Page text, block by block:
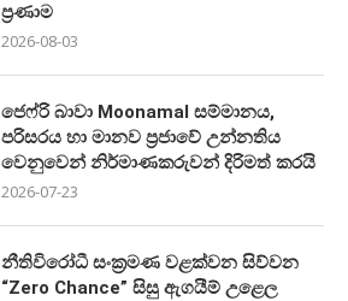
ප්‍රණාම
2026-08-03
ජෙෆ්රි බාවා Moonamal සම්මානය,
පරිසරය හා මානව ප්‍රජාවේ උන්නතිය
වෙනුවෙන් නිර්මාණකරුවන් දිරිමත් කරයි
2026-07-23
නීතිවිරෝධී සංක්‍රමණ වළක්වන සිව්වන
“Zero Chance” සිසු ඇගයීම් උළෙල